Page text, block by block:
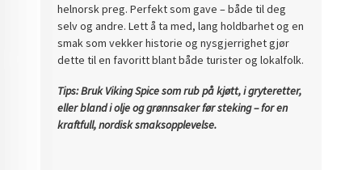
helnorsk preg. Perfekt som gave – både til deg
selv og andre. Lett å ta med, lang holdbarhet og en
smak som vekker historie og nysgjerrighet gjør
dette til en favoritt blant både turister og lokalfolk.
Tips: Bruk Viking Spice som rub på kjøtt, i gryteretter,
eller bland i olje og grønnsaker før steking – for en
kraftfull, nordisk smaksopplevelse.